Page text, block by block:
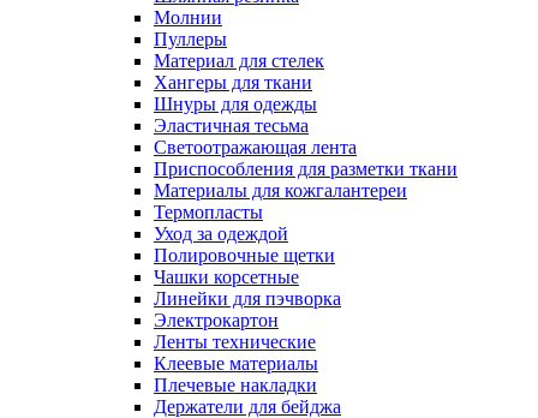
Молнии
Пуллеры
Материал для стелек
Хангеры для ткани
Шнуры для одежды
Эластичная тесьма
Светоотражающая лента
Приспособления для разметки ткани
Материалы для кожгалантереи
Термопласты
Уход за одеждой
Полировочные щетки
Чашки корсетные
Линейки для пэчворка
Электрокартон
Ленты технические
Клеевые материалы
Плечевые накладки
Держатели для бейджа